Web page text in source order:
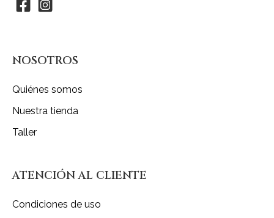
NOSOTROS
Quiénes somos
Nuestra tienda
Taller
ATENCIÓN AL CLIENTE
Condiciones de uso